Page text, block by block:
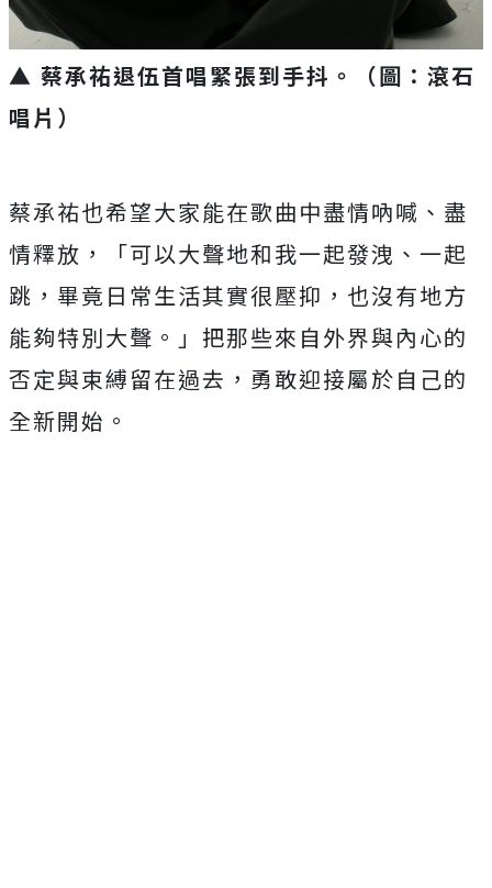
▲ 蔡承祐退伍首唱緊張到手抖。（圖：滾石
唱片）
蔡承祐也希望大家能在歌曲中盡情吶喊、 盡
情釋放，「可以大聲地和我一起發洩、一起
跳， 畢竟日常生活其實很壓抑，也沒有地方
能夠特別大聲。」 把那些來自外界與內心的
否定與束縛留在過去， 勇敢迎接屬於自己的
全新開始。